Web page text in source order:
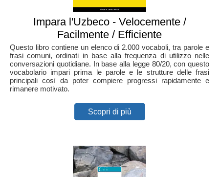
Impara l'Uzbeco - Velocemente /
Facilmente / Efficiente
Questo libro contiene un elenco di 2.000 vocaboli, tra parole e
frasi comuni, ordinati in base alla frequenza di utilizzo nelle
conversazioni quotidiane. In base alla legge 80/20, con questo
vocabolario impari prima le parole e le strutture delle frasi
principali così da poter compiere progressi rapidamente e
rimanere motivato.
Scopri di più